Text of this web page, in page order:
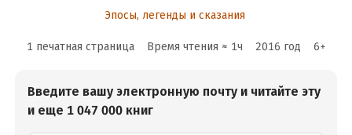
Эпосы, легенды и сказания
1 печатная страница Время чтения ≈ 1ч 2016 год 6+
Введите вашу электронную почту и читайте эту
и еще 1 047 000 книг